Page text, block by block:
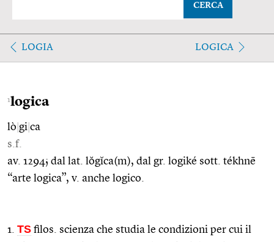
CERCA
LOGIA LOGICA
1logica
lò gi ca
s.f.
av. 1294; dal lat. lŏgĭca(m), dal gr. logiké sott. tékhnē
“arte logica”, v. anche logico.
1. TS filos. scienza che studia le condizioni per cui il